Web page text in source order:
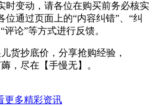
时变动，请各位在购买前务必核实
通过页面上的“内容纠错”、“纠
论”等方式进行反馈。
货抄底价，分享抢购经验，
，尽在【手慢无】。
更多精彩资讯